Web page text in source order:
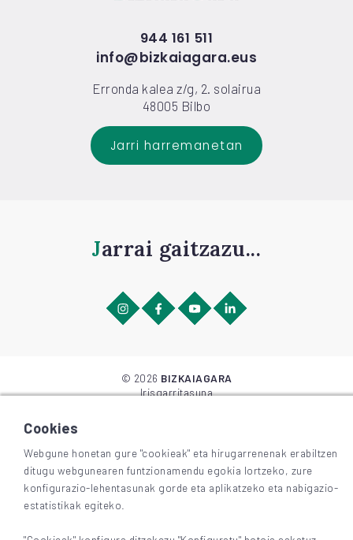
944 161 511
info@bizkaiagara.eus
Erronda kalea z/g, 2. solairua
48005 Bilbo
Jarri harremanetan
Jarrai gaitzazu...
© 2026 BIZKAIAGARA
Irisgarritasuna
Cookies
Webgune honetan gure "cookieak" eta hirugarrenenak erabiltzen
ditugu webgunearen funtzionamendu egokia lortzeko, zure
konfigurazio-lehentasunak gorde eta aplikatzeko eta nabigazio-
estatistikak egiteko.